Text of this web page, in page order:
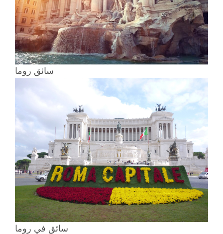
سائق روما
سائق في روما